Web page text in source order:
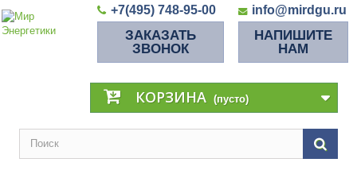
+7(495) 748-95-00 info@mirdgu.ru
ЗАКАЗАТЬ
ЗВОНОК
НАПИШИТЕ
НАМ
КОРЗИНА (пусто)